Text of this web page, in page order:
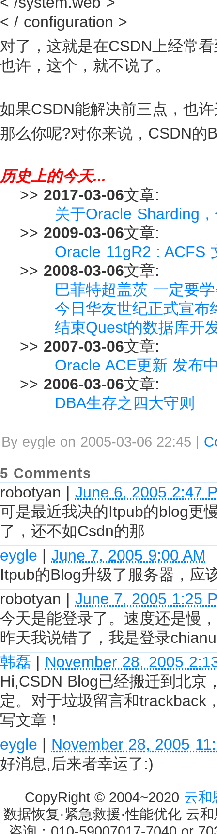
< / configuration >
对了，这就是在CSDN上经常
也许，这个，就不说了。
如果CSDN能解决前三点，也
那么你呢?对你来说，CSDN的
历史上的今天...
>> 2017-03-06文章:
关于Oracle Sharding
>> 2009-03-06文章:
Oracle 11gR2 : ACFS
>> 2008-03-06文章:
巴菲特超盖茨 一定要
今日华友世纪正式宣布
结束Quest的数据库开
>> 2007-03-06文章:
Oracle ACE更新 发布
>> 2006-03-06文章:
DBA生存之四大守则
By eygle on 2005-03-06 22:45 |
5 Comments
robotyan | June 6, 2005 2:47
可是最近我决的Itpub的blog更
了，还不如Csdn的那
eygle | June 7, 2005 9:00 AM
Itpub的Blog升级了服务器，应
robotyan | June 7, 2005 1:25
今天是能登录了。速度还是慢
昨天我说错了，我是登录
韩磊 | November 28, 2005
Hi,CSDN Blog已经搬迁到北京
定。对于垃圾留言和trackback
写文章！
eygle | November 28, 2005
好消息,后来者幸运了:)
CopyRight © 2004~2020 云和
数据恢复·紧急救援·性能优化 云
咨询：010-59007017-7040 or